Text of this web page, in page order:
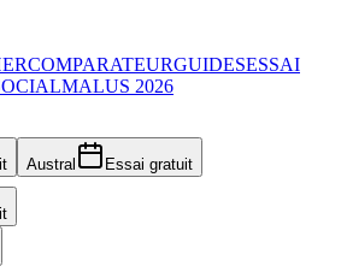
COMPARATEURGUIDESESSAI
MALUS 2026
Austral Essai gratuit